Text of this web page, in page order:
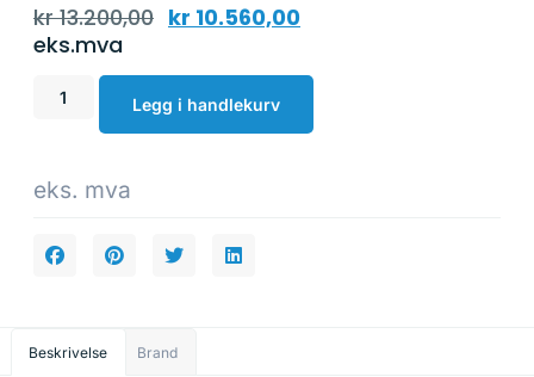
kr13.200,00 kr 10.560,00
eks.mva
Legg i handlekurv
eks. mva
Beskrivelse Brand